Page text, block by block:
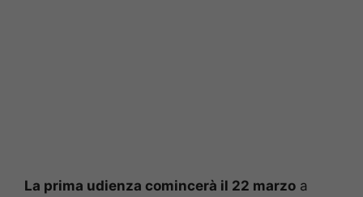
La prima udienza comincerà il 22 marzo a